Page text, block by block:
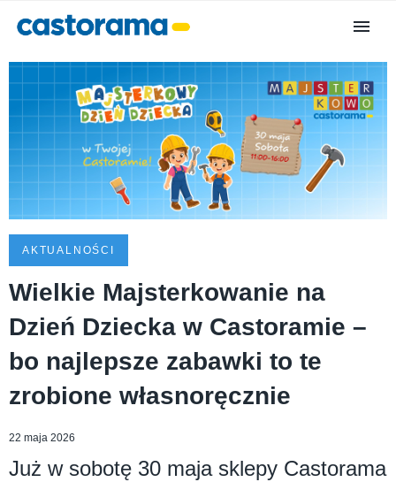
AKTUALNOŚCI
Wielkie Majsterkowanie na
Dzień Dziecka w Castoramie –
bo najlepsze zabawki to te
zrobione własnoręcznie
22 maja 2026
Już w sobotę 30 maja sklepy Castorama